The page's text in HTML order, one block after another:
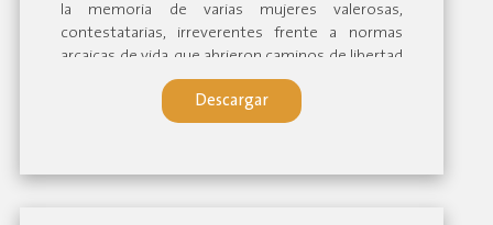
la memoria de varias mujeres valerosas,
contestatarias, irreverentes frente a normas
arcaicas de vida, que abrieron caminos de libertad
individual y colectiva.
Descargar